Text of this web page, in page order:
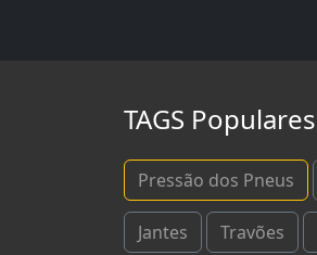
TAGS Populares
Pressão dos Pneus
Jantes Travões